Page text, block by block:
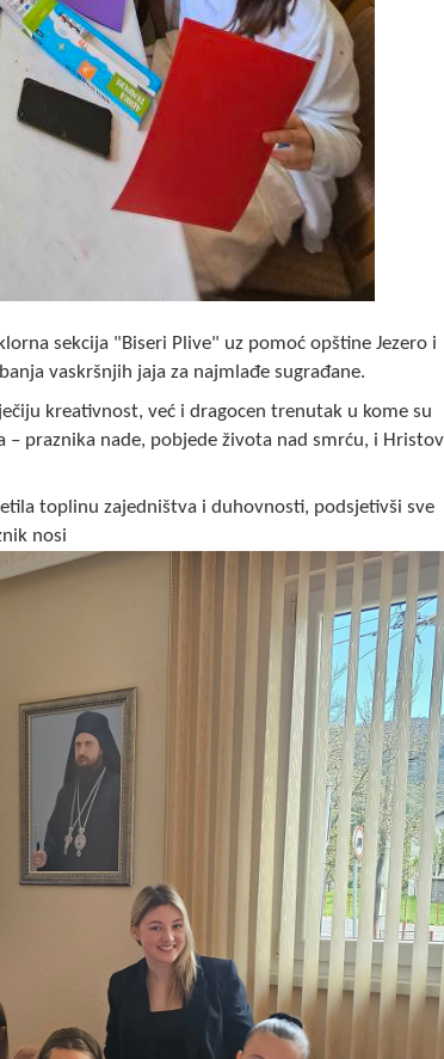
sekcija "Biseri Plive" uz pomoć opštine Jezero i
vaskršnjih jaja za najmlađe sugrađane.
kreativnost, već i dragocen trenutak u kome su
praznika nade, pobjede života nad smrću, i
toplinu zajedništva i duhovnosti, podsjetivši sve
nosi